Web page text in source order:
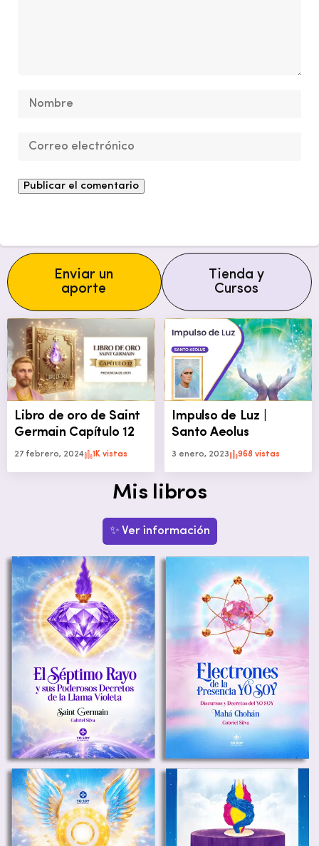
Enviar un
aporte
Tienda y
Cursos
Libro de oro de Saint
Germain Capítulo 12
27 febrero, 2024 1K vistas
Impulso de Luz |
Santo Aeolus
3 enero, 2023 968 vistas
Mis libros
✨ Ver información